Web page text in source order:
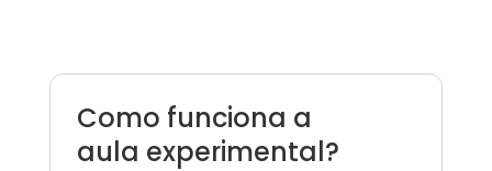
Como funciona a
aula experimental?